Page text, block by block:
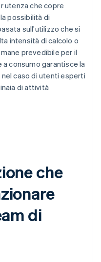
utenza che copre
possibilità di
sull'utilizzo che si
intensità di calcolo o
prevedibile per il
consumo garantisce la
caso di utenti esperti
di attività
che
di